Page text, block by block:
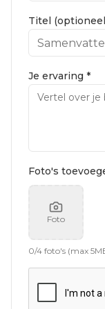
Titel
Je ervaring *
Foto's
Foto
0/4 foto's (max